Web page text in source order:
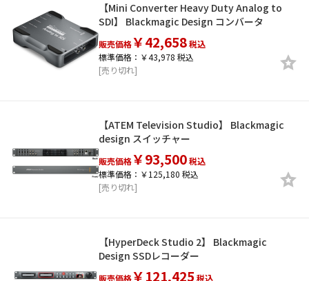
【Mini Converter Heavy Duty Analog to
SDI】 Blackmagic Design コンバータ
販売価格￥42,658税込
標準価格：￥43,978 税込
[売り切れ]
【ATEM Television Studio】 Blackmagic
design スイッチャー
販売価格￥93,500税込
標準価格：￥125,180 税込
[売り切れ]
【HyperDeck Studio 2】 Blackmagic
Design SSDレコーダー
販売価格￥121,425 税込